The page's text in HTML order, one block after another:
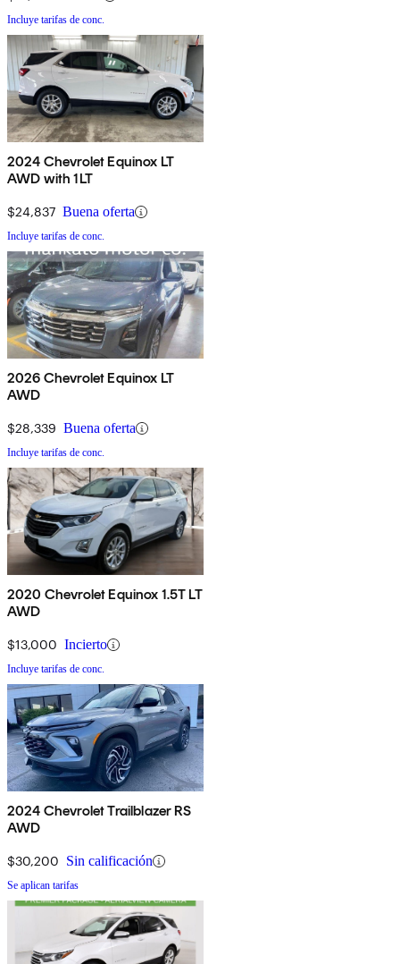
Incluye tarifas de conc.
2024 Chevrolet Equinox LT
AWD with 1LT
$24,837 Buena oferta
Incluye tarifas de conc.
2026 Chevrolet Equinox LT
AWD
$28,339 Buena oferta
Incluye tarifas de conc.
2020 Chevrolet Equinox 1.5T LT
AWD
$13,000 Incierto
Incluye tarifas de conc.
2024 Chevrolet Trailblazer RS
AWD
$30,200 Sin calificación
Se aplican tarifas